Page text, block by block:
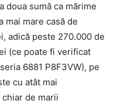
doua sumă ca mărime
mai mare casă de
adică peste 270.000 de
(ce poate fi verificat
6881 P8F3VW), pe
cu atât mai
de marii